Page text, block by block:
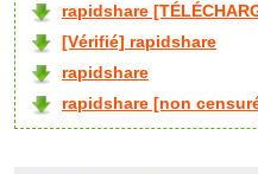
rapidshare
[Vérifié] rapidshare
rapidshare
rapidshare [non